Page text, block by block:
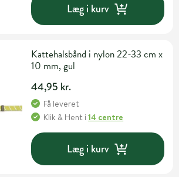
Læg i kurv
Kattehalsbånd i nylon 22-33 cm x
10 mm, gul
44,95 kr.
Få leveret
Klik & Hent i14 centre
Læg i kurv